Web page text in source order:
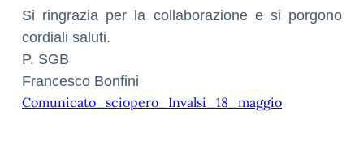
Si ringrazia per la collaborazione e si porgono
cordiali saluti.
P. SGB
Francesco Bonfini
Comunicato_sciopero_Invalsi_18_maggio